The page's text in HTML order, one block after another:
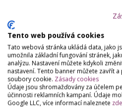
Domácí barvení
produkt, který
Konečně projekt pro
z reálné praxe
Hladké vlasy. Bez
Tento web používá cookies
Tato webová stránka ukládá data, jako
umožnila základní fungování stránek,
analýzu. Nastavení můžete kdykoli
nastavení. Tento banner můžete zavřít
soubory cookie. Zásady cookies
Údaje jsou shromažďovány za účelem
účinnosti reklamních kampaní. Údaje
Google LLC, více informací naleznete zde